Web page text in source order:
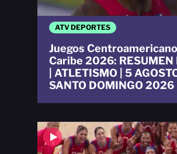
ATV DEPORTES
Juegos
Caribe 2026: RESUMEN
| ATLETISMO | 5 AGOSTO
SANTO DOMINGO 2026